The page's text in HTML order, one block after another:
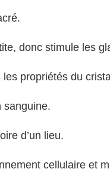
donc stimule les
propriétés du
sanguine.
d’un lieu.
cellulaire et